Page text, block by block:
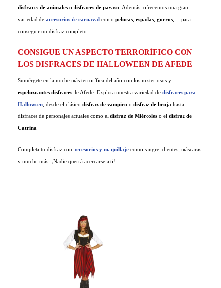
disfraces de animales o disfraces de payaso . Además, ofrecemos una gran
variedad de accesorios de carnaval como pelucas espadas gorros , …para
conseguir un disfraz completo.
CONSIGUE UN ASPECTO TERRORÍFICO CON
LOS DISFRACES DE HALLOWEEN DE AFEDE
Sumérgete en la noche más terrorífica del año con los misteriosos y
espeluznantes disfraces de Afede. Explora nuestra variedad de disfraces para
Halloween , desde el clásico disfraz de vampiro o disfraz de bruja hasta
disfraces de personajes actuales como el disfraz de Miércoles o el disfraz de
Catrina
Completa tu disfraz con accesorios y maquillaje como sangre, dientes, máscaras
y mucho más. ¡Nadie querrá acercarse a ti!
AÑADIR A LA LISTA DE DESEOS
add_circle_outline
Crear nueva lista
CREAR LISTA DE DESEOS
((CANCELTEXT))
((DELETETEXT))